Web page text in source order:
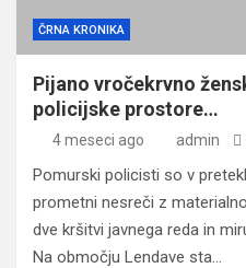
ČRNA KRONIKA
Pijano vročekrvno
policijske prostore…
4 meseci ago admin
Pomurski policisti so v
prometni nesreči z
dve kršitvi javnega reda in
Na območju Lendave sta…